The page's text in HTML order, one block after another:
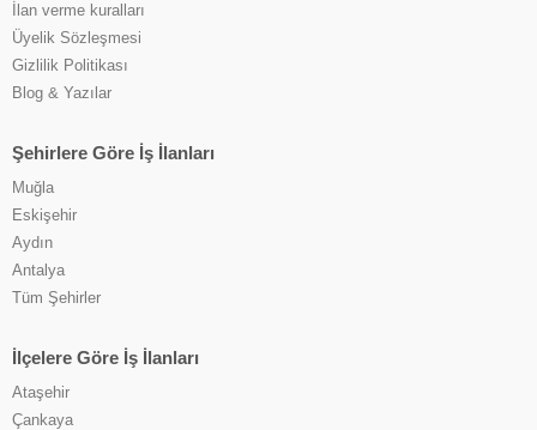
İlan verme kuralları
Üyelik Sözleşmesi
Gizlilik Politikası
Blog & Yazılar
Şehirlere Göre İş İlanları
Muğla
Eskişehir
Aydın
Antalya
Tüm Şehirler
İlçelere Göre İş İlanları
Ataşehir
Çankaya